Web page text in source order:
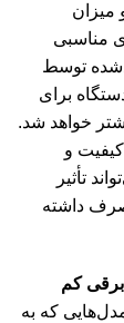
میزان
مناسبی
توسط
برای
خواهد شد.
و
تأثیر
داشته
برقی کم
که به